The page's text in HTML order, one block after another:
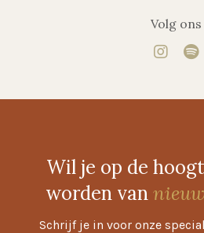
Volg ons
Wil je op de
worden van
Schrijf je in voor onze